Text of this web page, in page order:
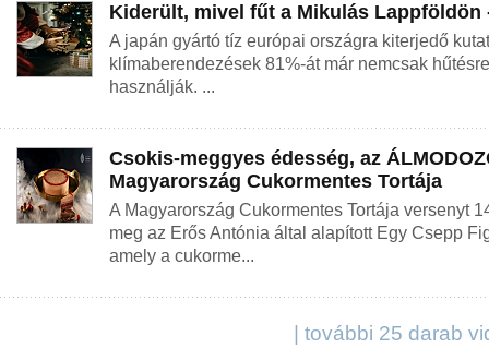
Kiderült, mivel fűt a Mikulás Lappföldön
A japán gyártó tíz európai országra kiterjedő
klímaberendezések 81%-át már nemcsak
használják. ...
Csokis-meggyes édesség, az
Magyarország Cukormentes Tortája
A Magyarország Cukormentes Tortája versenyt
meg az Erős Antónia által alapított Egy Csepp
amely a cukorme...
| további 25 darab